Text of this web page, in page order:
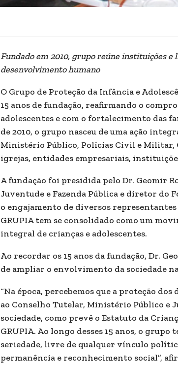
Fundado em 2010, grupo reúne instituições
desenvolvimento humano
O Grupo de Proteção da Infância e
15 anos de fundação, reafirmando o
adolescentes e com o fortalecimento das
de 2010, o grupo nasceu de uma ação
Ministério Público, Polícias Civil e Militar,
igrejas, entidades empresariais,
A fundação foi presidida pelo Dr. Geomir
Juventude e Fazenda Pública e diretor do
o engajamento de diversos
GRUPIA tem se consolidado como um
integral de crianças e adolescentes.
Ao recordar os 15 anos da fundação, Dr.
de ampliar o envolvimento da sociedade
“Na época, percebemos que a proteção
ao Conselho Tutelar, Ministério Público e
sociedade, como prevê o Estatuto da
GRUPIA. Ao longo desses 15 anos, o
seriedade, livre de qualquer vínculo
permanência e reconhecimento social”,